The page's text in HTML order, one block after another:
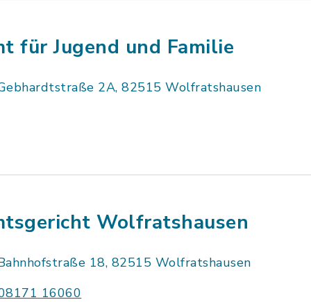
für Jugend und Familie
2A, 82515 Wolfratshausen
Wolfratshausen
18, 82515 Wolfratshausen
16060